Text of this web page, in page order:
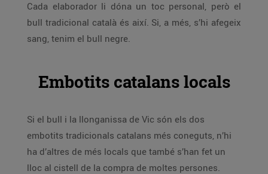
Cada elaborador li dóna un toc personal, però el
bull tradicional català és així. Si, a més, s’hi afegeix
sang, tenim el bull negre.
Embotits catalans locals
Si el bull i la llonganissa de Vic són els dos
embotits tradicionals catalans més coneguts, n’hi
ha d’altres de més locals que també s’han fet un
lloc al cistell de la compra de moltes persones.